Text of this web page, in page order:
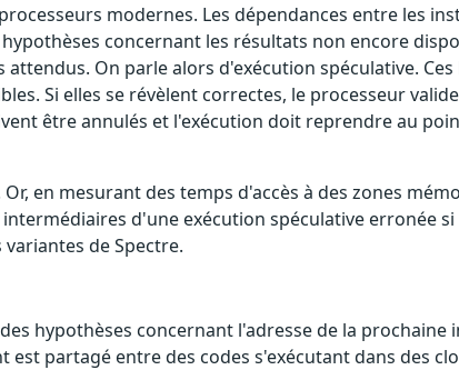
modernes. Les dépendances entre les
concernant les résultats non encore
On parle alors d'exécution spéculative.
Si elles se révèlent correctes, le processeur
être annulés et l'exécution doit reprendre au
en mesurant des temps d'accès à des zones
d'une exécution spéculative erronée
de Spectre.
hypothèses concernant l'adresse de la prochaine
partagé entre des codes s'exécutant dans des